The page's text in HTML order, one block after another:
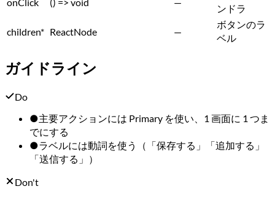
ンドラ
children* ReactNode —
ボタンのラ
ベル
ガイドライン
Do
●主要アクションには Primary を使い、1 画面に 1 つま
でにする
●ラベルには動詞を使う（「保存する」「追加する」
「送信する」）
Don't